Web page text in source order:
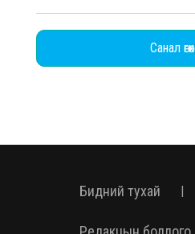
Санал өгөх
Бидний тухай